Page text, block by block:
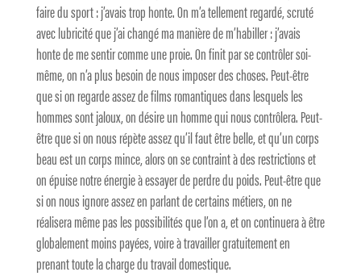
faire du sport : j’avais trop honte. On m’a tellement regardé, scruté
avec lubricité que j’ai changé ma manière de m’habiller : j’avais
honte de me sentir comme une proie. On finit par se contrôler soi-
même, on n’a plus besoin de nous imposer des choses. Peut-être
que si on regarde assez de films romantiques dans lesquels les
hommes sont jaloux, on désire un homme qui nous contrôlera. Peut-
être que si on nous répète assez qu’il faut être belle, et qu’un corps
beau est un corps mince, alors on se contraint à des restrictions et
on épuise notre énergie à essayer de perdre du poids. Peut-être que
si on nous ignore assez en parlant de certains métiers, on ne
réalisera même pas les possibilités que l’on a, et on continuera à être
globalement moins payées, voire à travailler gratuitement en
prenant toute la charge du travail domestique.